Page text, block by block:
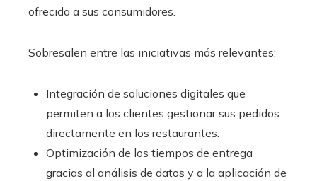
ofrecida a sus consumidores.
Sobresalen entre las iniciativas más relevantes:
Integración de soluciones digitales que
permiten a los clientes gestionar sus pedidos
directamente en los restaurantes.
Optimización de los tiempos de entrega
gracias al análisis de datos y a la aplicación de